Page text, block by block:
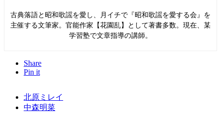
古典落語と昭和歌謡を愛し、月イチで『昭和歌謡を愛する会』を
主催する文筆家。官能作家【花園乱】として著書多数。現在、某
学習塾で文章指導の講師。
Share
Pin it
北原ミレイ
中森明菜